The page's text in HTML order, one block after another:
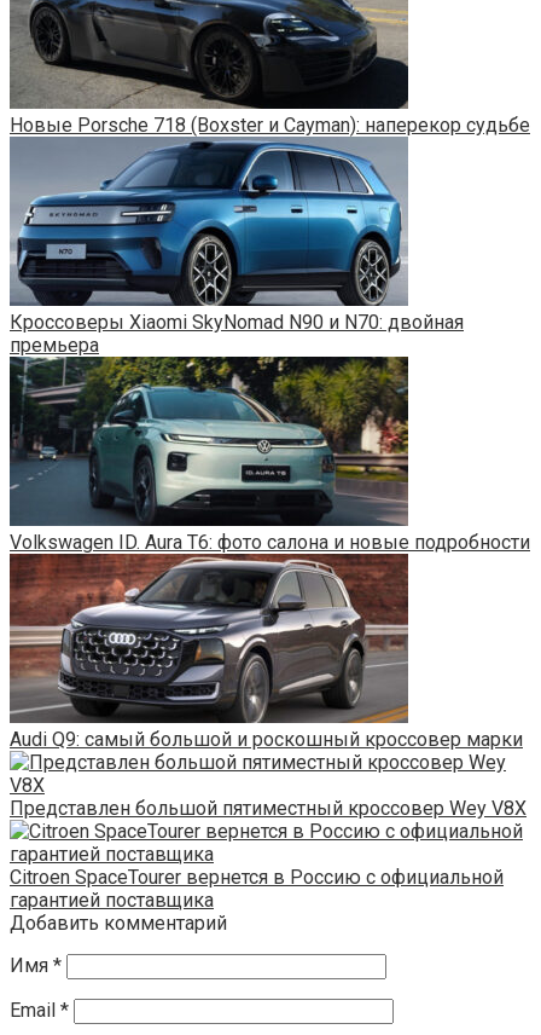
Новые Porsche 718 (Boxster и Cayman): наперекор судьбе
Кроссоверы Xiaomi SkyNomad N90 и N70: двойная
премьера
Volkswagen ID. Aura T6: фото салона и новые подробности
Audi Q9: самый большой и роскошный кроссовер марки
Представлен большой пятиместный кроссовер Wey V8X
Citroen SpaceTourer вернется в Россию с официальной
гарантией поставщика
Добавить комментарий
Имя *
Email *